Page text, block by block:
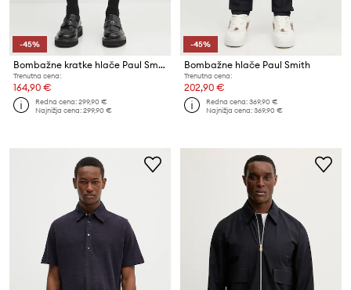
-45%
Bombažne kratke hlače Paul Smith
Trenutna cena:
164,90 €
Redna cena:299,90 €
Najnižja cena:299,90 €
-45%
Bombažne hlače Paul Smith
Trenutna cena:
202,90 €
Redna cena:369,90 €
Najnižja cena:369,90 €